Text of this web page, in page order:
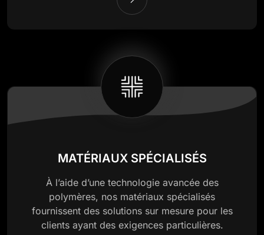
MATÉRIAUX SPÉCIALISÉS
À l’aide d’une technologie avancée des
polymères, nos matériaux spécialisés
fournissent des solutions sur mesure pour les
clients ayant des exigences particulières.